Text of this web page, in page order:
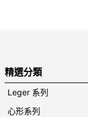
精選分類
Leger 系列
心形系列